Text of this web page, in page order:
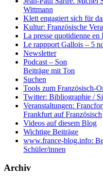
Wittmann
Klett engagiert sich für
Kultur: Französische
La presse quotidienne en
Le rappport Gallois – 5
Newsletter
Podcast – Son
Beiträge mit Ton
Suchen
Tools zum Französisch-
Twitter: Bibliographie /
Veranstaltungen:
Frankfurt auf Französisch
Videos auf diesem Blog
Wichtige Beiträge
www.france-blog.info:
Schüler/innen
Archiv